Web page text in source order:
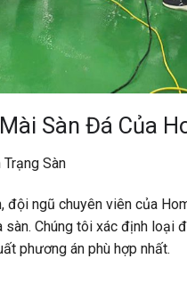
Sàn Đá Của
Sàn
đội ngũ chuyên viên của
Chúng tôi xác định loại
phương án phù hợp nhất.